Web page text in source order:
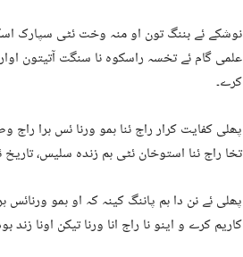
نوشکے ئے بننگ تون او منہ وخت ئٹی سپارک
علمی گام ئے تخسہ راسکوہ نا سنگت آتیتون
کرے۔
پھلی کفایت کرار راج ئنا ہمو ورنا ئس ہرا راج
تخا راج ئنا استوخان ئٹی ہم زندہ سلیس،
پھلی ئے نن دا ہم پاننگ کینہ کہ او ہمو
کاریم کرے و اینو نا راج انا ورنا تیکن اونا